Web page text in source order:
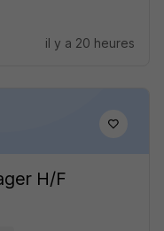
il y a 20 heures
H/F